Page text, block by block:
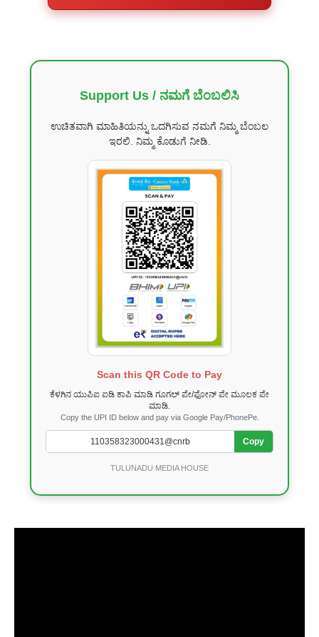
Support Us / ನಮಗೆ ಬೆಂಬಲಿಸಿ
ಉಚಿತವಾಗಿ ಮಾಹಿತಿಯನ್ನು ಒದಗಿಸುವ ನಮಗೆ ನಿಮ್ಮ ಬೆಂಬಲ
ಇರಲಿ. ನಿಮ್ಮ ಕೊಡುಗೆ ನೀಡಿ.
Scan this QR Code to Pay
ಕೆಳಗಿನ ಯುಪಿಐ ಐಡಿ ಕಾಪಿ ಮಾಡಿ ಗೂಗಲ್ ಪೇ/ಫೋನ್ ಪೇ ಮೂಲಕ ಪೇ
ಮಾಡಿ.
Copy the UPI ID below and pay via Google Pay/PhonePe.
Copy
TULUNADU MEDIA HOUSE